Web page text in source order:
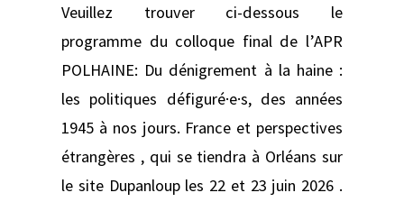
Veuillez trouver ci-dessous le
programme du colloque final de l’APR
POLHAINE: Du dénigrement à la haine :
les politiques défiguré·e·s, des années
1945 à nos jours. France et perspectives
étrangères , qui se tiendra à Orléans sur
le site Dupanloup les 22 et 23 juin 2026 .